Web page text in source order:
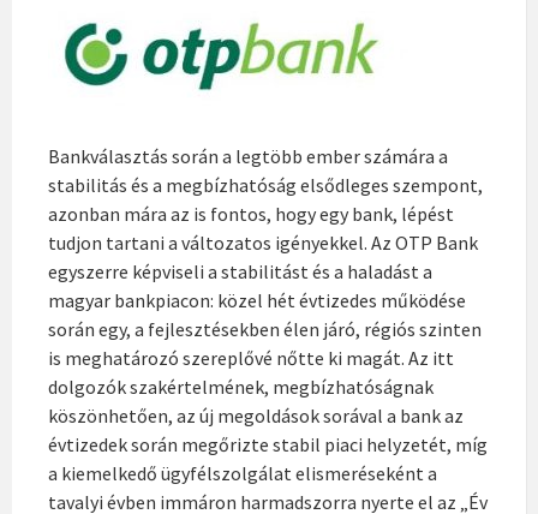
Bankválasztás során a legtöbb ember számára a
stabilitás és a megbízhatóság elsődleges szempont,
azonban mára az is fontos, hogy egy bank, lépést
tudjon tartani a változatos igényekkel. Az OTP Bank
egyszerre képviseli a stabilitást és a haladást a
magyar bankpiacon: közel hét évtizedes működése
során egy, a fejlesztésekben élen járó, régiós szinten
is meghatározó szereplővé nőtte ki magát. Az itt
dolgozók szakértelmének, megbízhatóságnak
köszönhetően, az új megoldások sorával a bank az
évtizedek során megőrizte stabil piaci helyzetét, míg
a kiemelkedő ügyfélszolgálat elismeréseként a
tavalyi évben immáron harmadszorra nyerte el az „Év